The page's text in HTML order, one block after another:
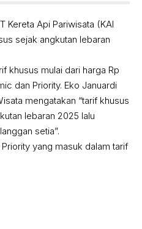
Kereta Api Pariwisata (KAI
sejak angkutan lebaran
khusus mulai dari harga Rp
dan Priority. Eko Januardi
mengatakan “tarif khusus
lebaran 2025 lalu
setia”.
yang masuk dalam tarif